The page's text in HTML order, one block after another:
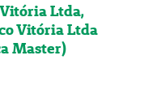
Ltda,
Vitória Ltda
Master)